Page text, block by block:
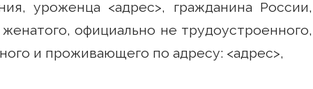
уроженца <адрес>, гражданина России,
официально не трудоустроенного,
и проживающего по адресу: <адрес>,